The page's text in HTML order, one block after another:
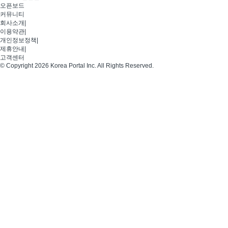
오픈보드
커뮤니티
회사소개
이용약관
개인정보정책
제휴안내
고객센터
© Copyright 2026 Korea Portal Inc. All Rights Reserved.